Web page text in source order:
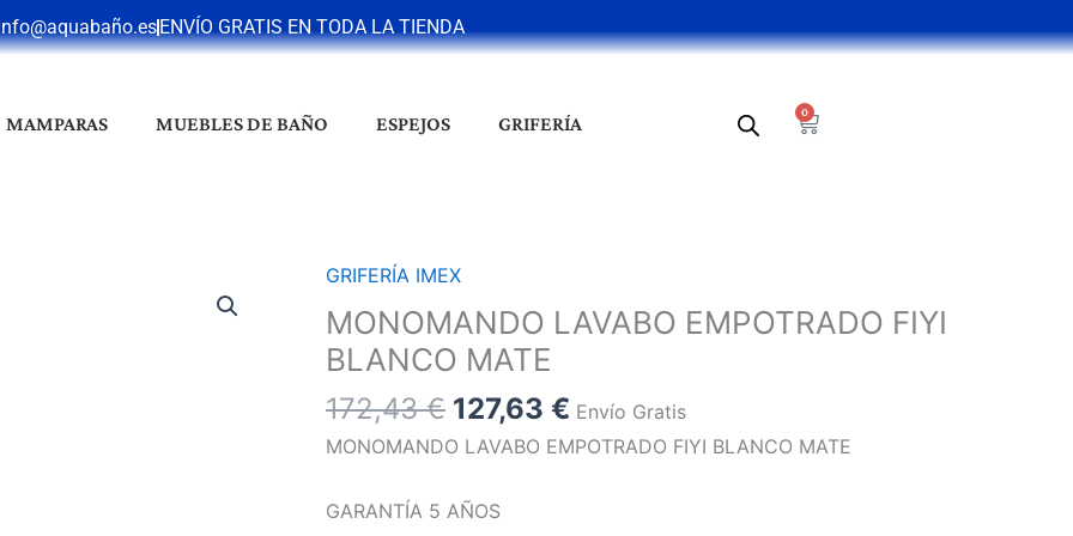
ENVÍO GRATIS EN TODA LA TIENDA
MAMPARAS MUEBLES DE BAÑO ESPEJOS GRIFERÍA
0
Cart
GRIFERÍA IMEX
MONOMANDO LAVABO EMPOTRADO FIYI
BLANCO MATE
172,43€
El
precio
original
era:
172,43 €.
127,63 €
precio
actual
127,63 €.
Envío Gratis
MONOMANDO LAVABO EMPOTRADO FIYI BLANCO MATE
GARANTÍA 5 AÑOS
MONOMANDO
LAVABO
EMPOTRADO
FIYI
BLANCO
MATE